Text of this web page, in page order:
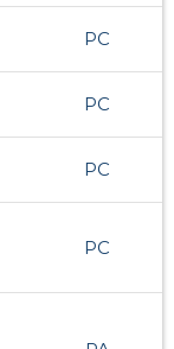
PC
PC
PC
PC